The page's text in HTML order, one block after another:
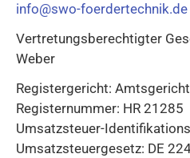
info@swo-foerdertechnik.de
Vertretungsberechtigter
Weber
Registergericht:
Registernummer: HR 21285
Umsatzsteuer-
Umsatzsteuergesetz: DE